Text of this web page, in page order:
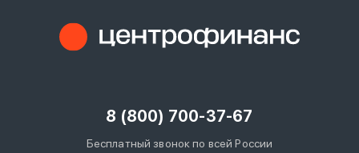
8 (800) 700-37-67
Бесплатный звонок по всей России